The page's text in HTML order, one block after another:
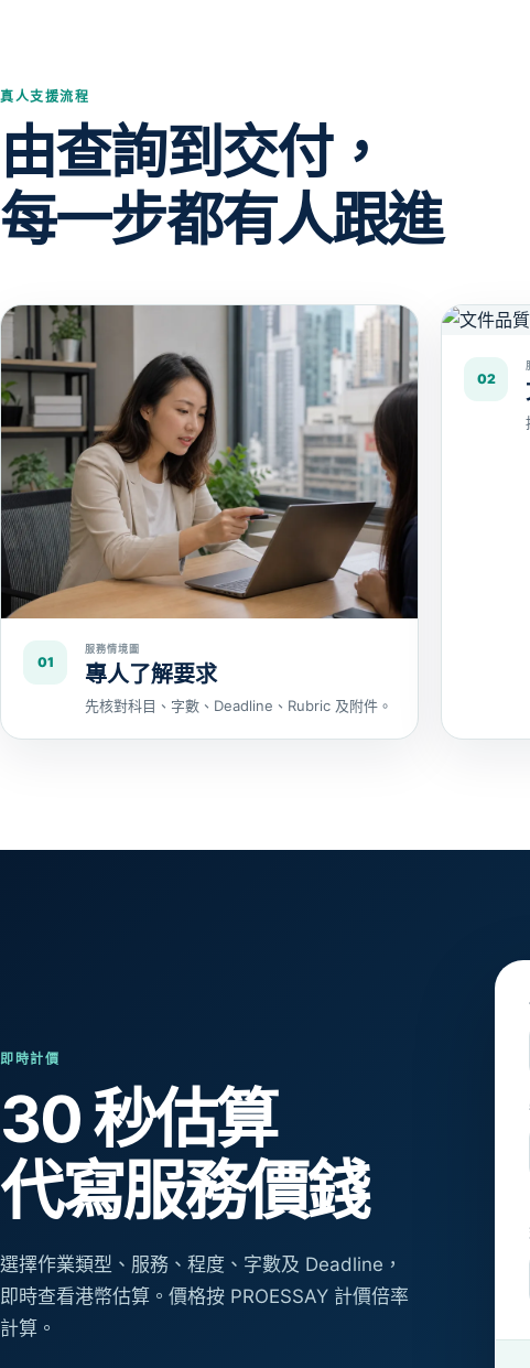
真人支援流程
由查詢到交付，
每一步都有人跟進
01
服務情境圖
專人了解要求
先核對科目、字數、Deadline、Rubric 及附件。
02
即時計價
30 秒估算
代寫服務價錢
選擇作業類型、服務、程度、字數及 Deadline，
即時查看港幣估算。價格按 PROESSAY 計價倍率
計算。